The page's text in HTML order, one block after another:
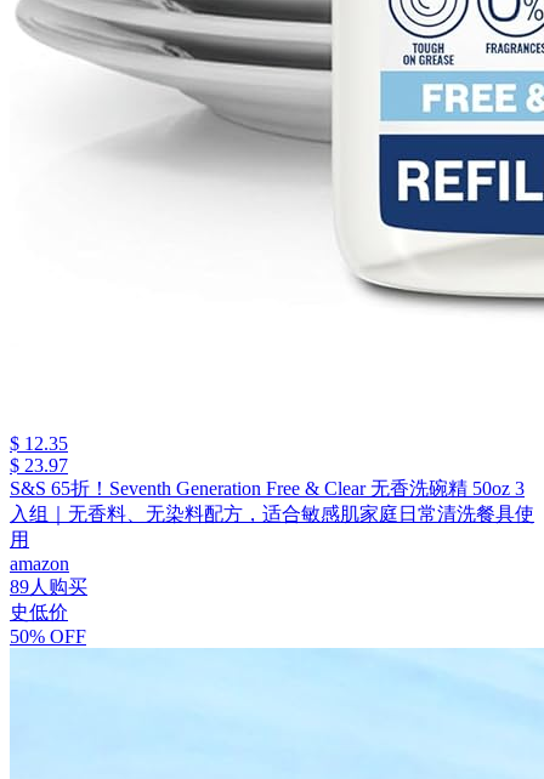
$ 12.35
$ 23.97
S&S 65折！Seventh Generation Free & Clear 无香洗碗精 50oz 3
入组｜无香料、无染料配方，适合敏感肌家庭日常清洗餐具使
用
amazon
89人购买
史低价
50% OFF